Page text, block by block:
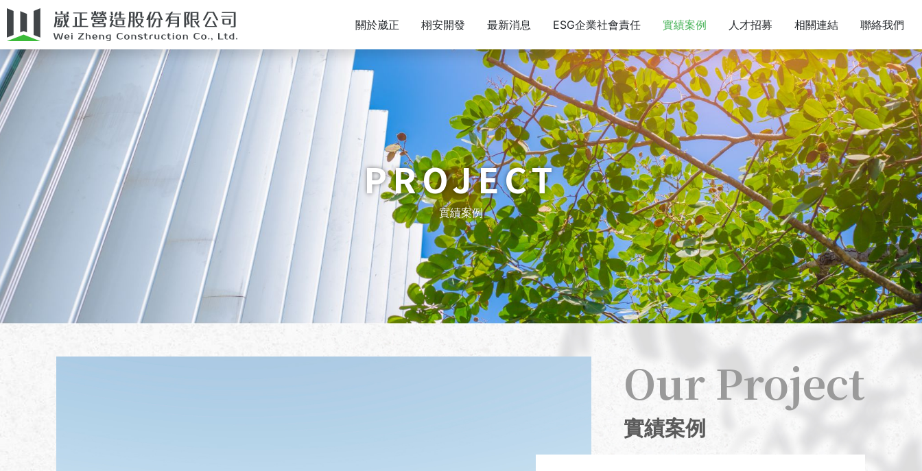
關於崴正 栩安開發 最新消息 ESG企業社會責任 實績案例 人才招募 相關連結 聯絡我們
PROJECT
實績案例
Our Project
實績案例